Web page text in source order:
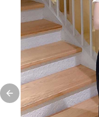
Previous slide